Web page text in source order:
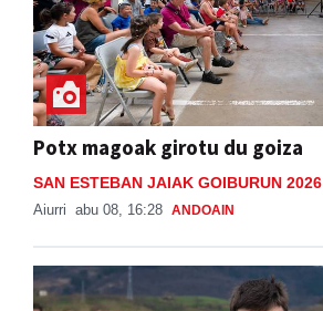
Potx magoak girotu du goiza
SAN ESTEBAN JAIAK GOIBURUN 2026
Aiurri abu 08, 16:28 ANDOAIN